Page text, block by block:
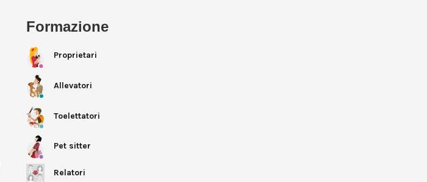
Formazione
Proprietari
Allevatori
Toelettatori
Pet sitter
Relatori